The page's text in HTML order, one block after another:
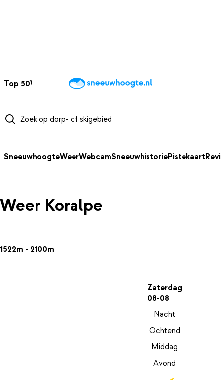
Top 50Webcams WintersportweerKaarten
SneeuwhoogteWeerWebcamSneeuwhistoriePistekaart
Weer Koralpe
1522m - 2100m
Zaterdag
08-08
Nacht
Ochtend
Middag
Avond